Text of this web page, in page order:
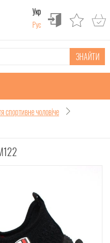
Укр
Рус
ЗНАЙТИ
спортивне чоловіче